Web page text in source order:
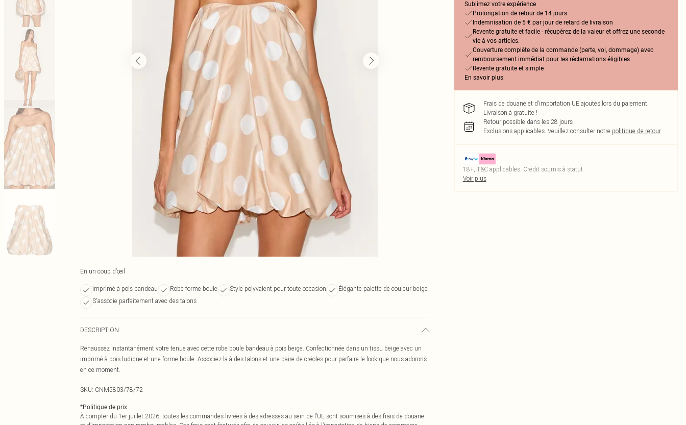
En un coup d’œil
Imprimé à pois bandeau Robe forme boule Style polyvalent pour toute occasion
Élégante palette de couleur beige
S'associe parfaitement avec des talons
DESCRIPTION
Rehaussez instantanément votre tenue avec cette robe boule bandeau à pois beige. Confectionnée dans un tissu beige avec un
imprimé à pois ludique et une forme boule. Associez-la à des talons et une paire de créoles pour parfaire le look que nous adorons
en ce moment.
SKU: CNM5803/78/72
*Politique de prix
À compter du 1er juillet 2026, toutes les commandes livrées à des adresses au sein de l’UE sont soumises à des frais de douane
Sublimez votre expérience
Prolongation de retour de 14 jours
Indemnisation de 5 € par jour de retard de livraison
Revente gratuite et facile - récupérez de la valeur et offrez une seconde
vie à vos articles.
Couverture complète de la commande (perte, vol, dommage) avec
remboursement immédiat pour les réclamations éligibles
Revente gratuite et simple
En savoir plus
Frais de douane et d’importation UE ajoutés lors du paiement.
Livraison à gratuite !
Retour possible dans les 28 jours
Exclusions applicables. Veuillez consulter notre politique de retour
18+, T&C applicables. Crédit soumis à statut
Voir plus